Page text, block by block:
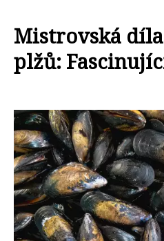
Mistrovská
plžů: